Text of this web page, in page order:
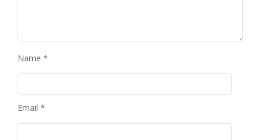
Name *
Email *